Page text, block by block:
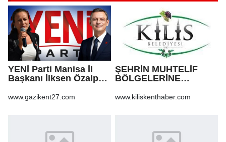
YENİ Parti Manisa İl
Başkanı İlksen Özalper
www.gazikent27.com
ŞEHRİN MUHTELİF
BÖLGELERİNE
VE BOZULAN
www.kiliskenthaber.com